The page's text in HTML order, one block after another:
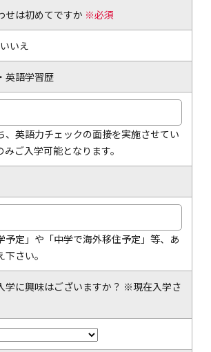
せは初めてですか ※必須
いいえ
英語学習歴
英語力チェックの面接を実施させてい
ご入学可能となります。
予定」や「中学で海外移住予定」等、あ
さい。
学に興味はございますか？ ※現在入学さ